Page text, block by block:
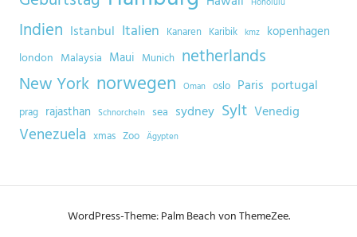
Honolulu
Indien Istanbul Italien Kanaren Karibik kmz kopenhagen
london Malaysia Maui Munich netherlands
New York norwegen Oman oslo Paris portugal
prag rajasthan Schnorcheln sea sydney Sylt Venedig
Venezuela xmas Zoo Ägypten
WordPress-Theme: Palm Beach von ThemeZee.